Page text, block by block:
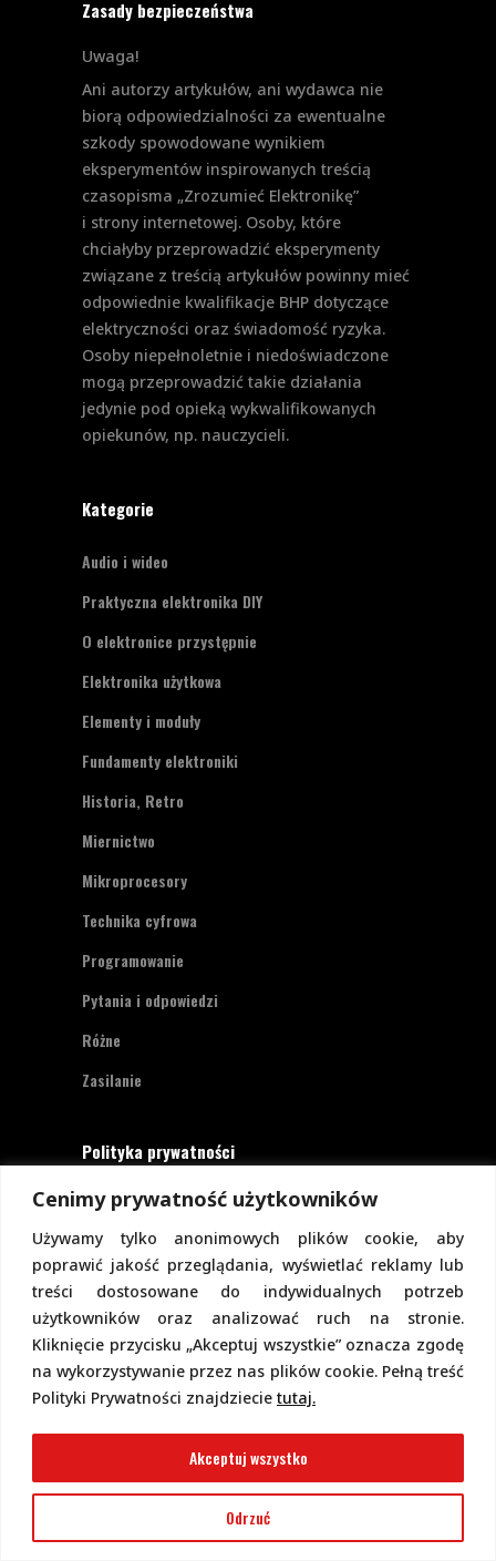
Cenimy prywatność użytkowników
Używamy tylko anonimowych plików cookie, aby
poprawić jakość przeglądania, wyświetlać reklamy lub
treści dostosowane do indywidualnych potrzeb
użytkowników oraz analizować ruch na stronie.
Kliknięcie przycisku „Akceptuj wszystkie” oznacza zgodę
na wykorzystywanie przez nas plików cookie. Pełną treść
Polityki Prywatności znajdziecie tutaj.
Odrzuć
Akceptuj wszystko
Zasady bezpieczeństwa
Uwaga!
Ani autorzy artykułów, ani wydawca nie
biorą odpowiedzialności za ewentualne
szkody spowodowane wynikiem
eksperymentów inspirowanych treścią
czasopisma „Zrozumieć Elektronikę”
i strony internetowej. Osoby, które
chciałyby przeprowadzić eksperymenty
związane z treścią artykułów powinny mieć
odpowiednie kwalifikacje BHP dotyczące
elektryczności oraz świadomość ryzyka.
Osoby niepełnoletnie i niedoświadczone
mogą przeprowadzić takie działania
jedynie pod opieką wykwalifikowanych
opiekunów, np. nauczycieli.
Kategorie
Audio i wideo
Praktyczna elektronika DIY
O elektronice przystępnie
Elektronika użytkowa
Elementy i moduły
Fundamenty elektroniki
Historia, Retro
Miernictwo
Mikroprocesory
Technika cyfrowa
Programowanie
Pytania i odpowiedzi
Różne
Zasilanie
Polityka prywatności
Stronapiotr-gorecki.pl, na której teraz
odwiedzających, a więc tym bardziej ich nie
przetwarza, nie udostępnia, ani nie
wykorzystuje w celach marketingowych.
Zawartość strony można przeglądać bez
podawania jakichkolwiek danych,
w szczególności nie jest potrzebne
ani systemu komentarzy, co wiązałoby się
z udostępnianiem i przetwarzaniem
danych osobowych.